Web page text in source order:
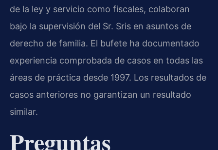
de la ley y servicio como fiscales, colaboran
bajo la supervisión del Sr. Sris en asuntos de
derecho de familia. El bufete ha documentado
experiencia comprobada de casos en todas las
áreas de práctica desde 1997. Los resultados de
casos anteriores no garantizan un resultado
similar.
Preguntas